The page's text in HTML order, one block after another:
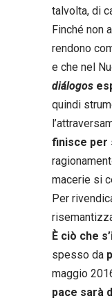
talvolta, di
Finché non
rendono
e che nel
diálogos
quindi
finisce per
macerie si
Per
È ciò che
spesso da
maggio
pace sarà